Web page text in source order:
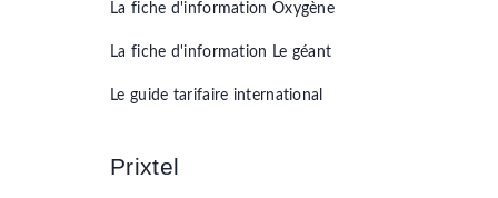
La fiche d'information Oxygène
La fiche d'information Le géant
Le guide tarifaire international
Prixtel